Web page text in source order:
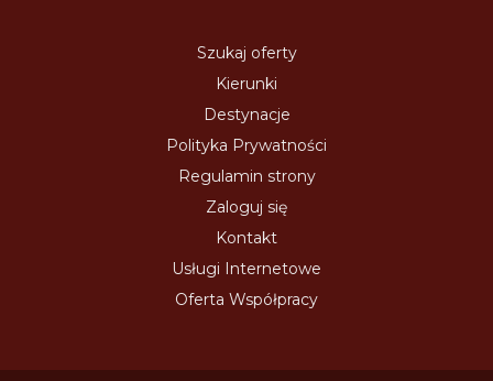
Szukaj oferty
Kierunki
Destynacje
Polityka Prywatności
Regulamin strony
Zaloguj się
Kontakt
Usługi Internetowe
Oferta Współpracy